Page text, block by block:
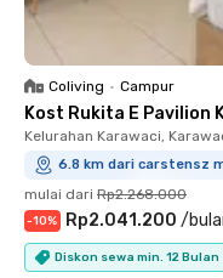
Coliving • Campur
Kost Rukita E Pavilion
Kelurahan Karawaci,
6.8 km dari carstensz
mulai dari Rp2.268.000
-10% Rp2.041.200 /
Diskon sewa min. 12 Bulan